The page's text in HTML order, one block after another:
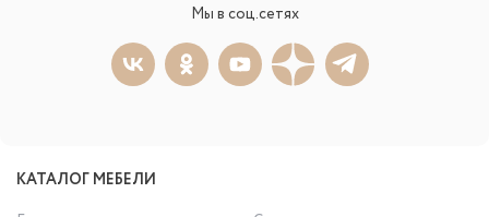
Мы в соц.сетях
КАТАЛОГ МЕБЕЛИ